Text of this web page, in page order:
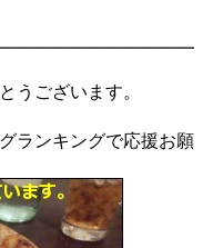
うございます。
ランキングで応援お願